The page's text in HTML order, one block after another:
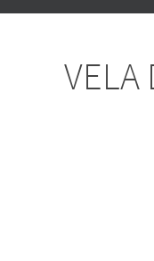
content
VELA